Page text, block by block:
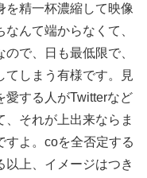
を精一杯濃縮して映像
んて端からなくて、
で、日も最低限で、
てしまう有様です。見
愛する人がTwitterなど
それが上出来ならま
すよ。coを全否定する
上、イメージはつき